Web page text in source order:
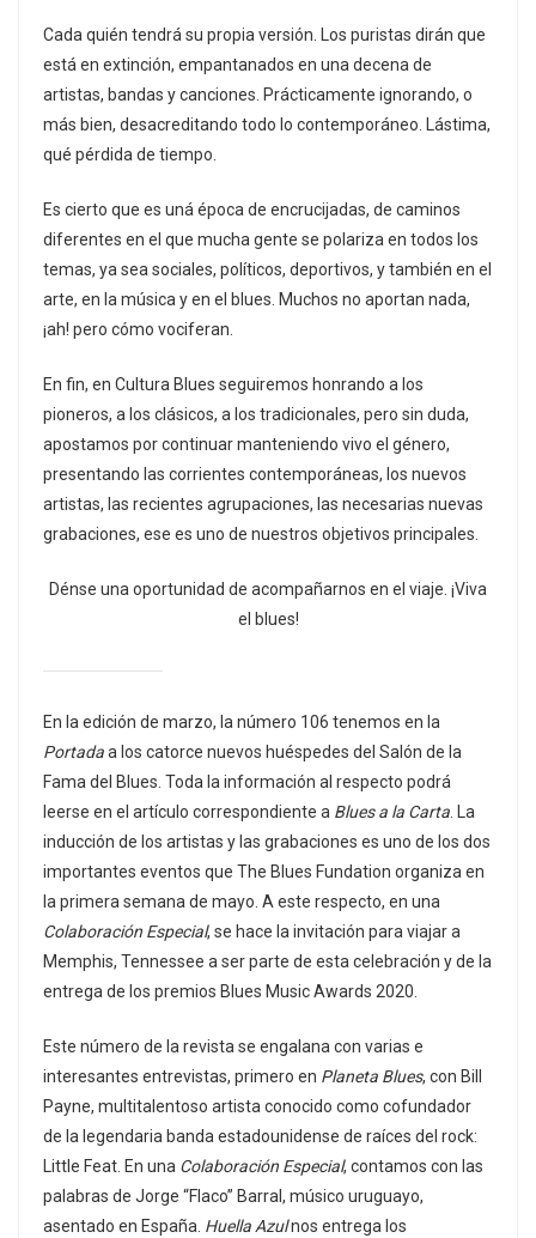
Cada quién tendrá su propia versión. Los puristas dirán que
está en extinción, empantanados en una decena de
artistas, bandas y canciones. Prácticamente ignorando, o
más bien, desacreditando todo lo contemporáneo. Lástima,
qué pérdida de tiempo.
Es cierto que es uná época de encrucijadas, de caminos
diferentes en el que mucha gente se polariza en todos los
temas, ya sea sociales, políticos, deportivos, y también en el
arte, en la música y en el blues. Muchos no aportan nada,
¡ah! pero cómo vociferan.
En fin, en Cultura Blues seguiremos honrando a los
pioneros, a los clásicos, a los tradicionales, pero sin duda,
apostamos por continuar manteniendo vivo el género,
presentando las corrientes contemporáneas, los nuevos
artistas, las recientes agrupaciones, las necesarias nuevas
grabaciones, ese es uno de nuestros objetivos principales.
Dénse una oportunidad de acompañarnos en el viaje. ¡Viva
el blues!
En la edición de marzo, la número 106 tenemos en la
Portadaa los catorce nuevos huéspedes del Salón de la
Fama del Blues. Toda la información al respecto podrá
leerse en el artículo correspondiente a Blues a la Carta . La
inducción de los artistas y las grabaciones es uno de los dos
importantes eventos que The Blues Fundation organiza en
la primera semana de mayo. A este respecto, en una
Colaboración Especial, se hace la invitación para viajar a
Memphis, Tennessee a ser parte de esta celebración y de la
entrega de los premios Blues Music Awards 2020.
Este número de la revista se engalana con varias e
interesantes entrevistas, primero en Planeta Blues, con Bill
Payne, multitalentoso artista conocido como cofundador
de la legendaria banda estadounidense de raíces del rock:
Little Feat. En una Colaboración Especial, contamos con las
palabras de Jorge “Flaco” Barral, músico uruguayo,
asentado en España. Huella Azulnos entrega los